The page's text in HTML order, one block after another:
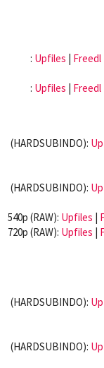
: Upfiles | Freedl
: Upfiles | Freedl
(HARDSUBINDO):
(HARDSUBINDO):
540p (RAW): Upfiles |
720p (RAW): Upfiles |
(HARDSUBINDO):
(HARDSUBINDO):